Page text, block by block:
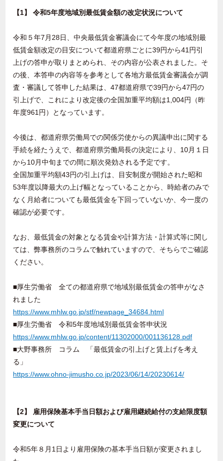
【1】 令和5年度地域別最低賃金額の改定状況について
令和５年7月28日、中央最低賃金審議会にて今年度の地域別最
低賃金額改定の目安について都道府県ごとに39円から41円引
上げの答申が取りまとめられ、その内容が公表されました。そ
の後、本答申の内容等を参考として各地方最低賃金審議会が調
査・審議して答申した結果は、47都道府県で39円から47円の
引上げで、これにより改定後の全国加重平均額は1,004円（昨
年度961円）となっています。
今後は、都道府県労働局での関係労使からの異議申出に関する
手続を経たうえで、都道府県労働局長の決定により、10月１日
から10月中旬までの間に順次発効される予定です。
全国加重平均額43円の引上げは、目安制度が開始された昭和
53年度以降最大の上げ幅となっていることから、時給者のみで
なく月給者についても最低賃金を下回っていないか、今一度の
確認が必要です。
なお、最低賃金の対象となる賃金や計算方法・計算式等に関し
ては、弊事務所のコラムで触れていますので、そちらでご確認
ください。
■厚生労働省 全ての都道府県で地域別最低賃金の答申がなさ
れました
https://www.mhlw.go.jp/stf/newpage_34684.html
■厚生労働省 令和5年度地域別最低賃金答申状況
https://www.mhlw.go.jp/content/11302000/001136128.pdf
■大野事務所 コラム 「最低賃金の引上げと賃上げを考え
る」
https://www.ohno-jimusho.co.jp/2023/06/14/20230614/
【2】 雇用保険基本手当日額および雇用継続給付の支給限度額
変更について
令和5年８月1日より雇用保険の基本手当日額が変更されまし